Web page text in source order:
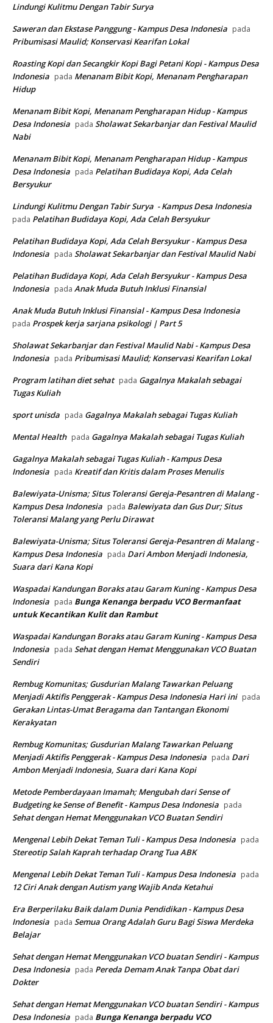
Lindungi Kulitmu Dengan Tabir Surya
Saweran dan Ekstase Panggung - Kampus Desa Indonesia pada
Pribumisasi Maulid; Konservasi Kearifan Lokal
Roasting Kopi dan Secangkir Kopi Bagi Petani Kopi - Kampus Desa
Indonesia pada Menanam Bibit Kopi, Menanam Pengharapan
Hidup
Menanam Bibit Kopi, Menanam Pengharapan Hidup - Kampus
Desa Indonesia pada Sholawat Sekarbanjar dan Festival Maulid
Nabi
Menanam Bibit Kopi, Menanam Pengharapan Hidup - Kampus
Desa Indonesia pada Pelatihan Budidaya Kopi, Ada Celah
Bersyukur
Lindungi Kulitmu Dengan Tabir Surya - Kampus Desa Indonesia
pada Pelatihan Budidaya Kopi, Ada Celah Bersyukur
Pelatihan Budidaya Kopi, Ada Celah Bersyukur - Kampus Desa
Indonesia pada Sholawat Sekarbanjar dan Festival Maulid Nabi
Pelatihan Budidaya Kopi, Ada Celah Bersyukur - Kampus Desa
Indonesia pada Anak Muda Butuh Inklusi Finansial
Anak Muda Butuh Inklusi Finansial - Kampus Desa Indonesia
pada Prospek kerja sarjana psikologi | Part 5
Sholawat Sekarbanjar dan Festival Maulid Nabi - Kampus Desa
Indonesia pada Pribumisasi Maulid; Konservasi Kearifan Lokal
Program latihan diet sehat pada Gagalnya Makalah sebagai
Tugas Kuliah
sport unisda pada Gagalnya Makalah sebagai Tugas Kuliah
Mental Health pada Gagalnya Makalah sebagai Tugas Kuliah
Gagalnya Makalah sebagai Tugas Kuliah - Kampus Desa
Indonesia pada Kreatif dan Kritis dalam Proses Menulis
Balewiyata-Unisma; Situs Toleransi Gereja-Pesantren di Malang -
Kampus Desa Indonesia pada Balewiyata dan Gus Dur; Situs
Toleransi Malang yang Perlu Dirawat
Balewiyata-Unisma; Situs Toleransi Gereja-Pesantren di Malang -
Kampus Desa Indonesia pada Dari Ambon Menjadi Indonesia,
Suara dari Kana Kopi
Waspadai Kandungan Boraks atau Garam Kuning - Kampus Desa
Indonesia pada Bunga Kenanga berpadu VCOBermanfaat
untuk Kecantikan Kulit dan Rambut
Waspadai Kandungan Boraks atau Garam Kuning - Kampus Desa
Indonesia pada Sehat dengan Hemat Menggunakan VCO Buatan
Sendiri
Rembug Komunitas; Gusdurian Malang Tawarkan Peluang
Menjadi Aktifis Penggerak - Kampus Desa Indonesia Hari ini pada
Gerakan Lintas-Umat Beragama dan Tantangan Ekonomi
Kerakyatan
Rembug Komunitas; Gusdurian Malang Tawarkan Peluang
Menjadi Aktifis Penggerak - Kampus Desa Indonesia pada Dari
Ambon Menjadi Indonesia, Suara dari Kana Kopi
Metode Pemberdayaan Imamah; Mengubah dari Sense of
Budgeting ke Sense of Benefit - Kampus Desa Indonesia pada
Sehat dengan Hemat Menggunakan VCO Buatan Sendiri
Mengenal Lebih Dekat Teman Tuli - Kampus Desa Indonesia pada
Stereotip Salah Kaprah terhadap Orang Tua ABK
Mengenal Lebih Dekat Teman Tuli - Kampus Desa Indonesia pada
12 Ciri Anak dengan Autism yang Wajib Anda Ketahui
Era Berperilaku Baik dalam Dunia Pendidikan - Kampus Desa
Indonesia pada Semua Orang Adalah Guru Bagi Siswa Merdeka
Belajar
Sehat dengan Hemat Menggunakan VCO buatan Sendiri - Kampus
Desa Indonesia pada Pereda Demam Anak Tanpa Obat dari
Dokter
Sehat dengan Hemat Menggunakan VCO buatan Sendiri - Kampus
Desa Indonesia pada Bunga Kenanga berpadu VCO